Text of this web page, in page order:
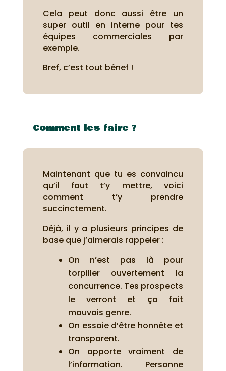
Cela peut donc aussi être un
super outil en interne pour tes
équipes commerciales par
exemple.
Bref, c’est tout bénef !
Comment les faire ?
Maintenant que tu es convaincu
qu’il faut t’y mettre, voici
comment t’y prendre
succinctement.
Déjà, il y a plusieurs principes de
base que j’aimerais rappeler :
On n’est pas là pour
torpiller ouvertement la
concurrence. Tes prospects
le verront et ça fait
mauvais genre.
On essaie d’être honnête et
transparent.
On apporte vraiment de
l’information. Personne